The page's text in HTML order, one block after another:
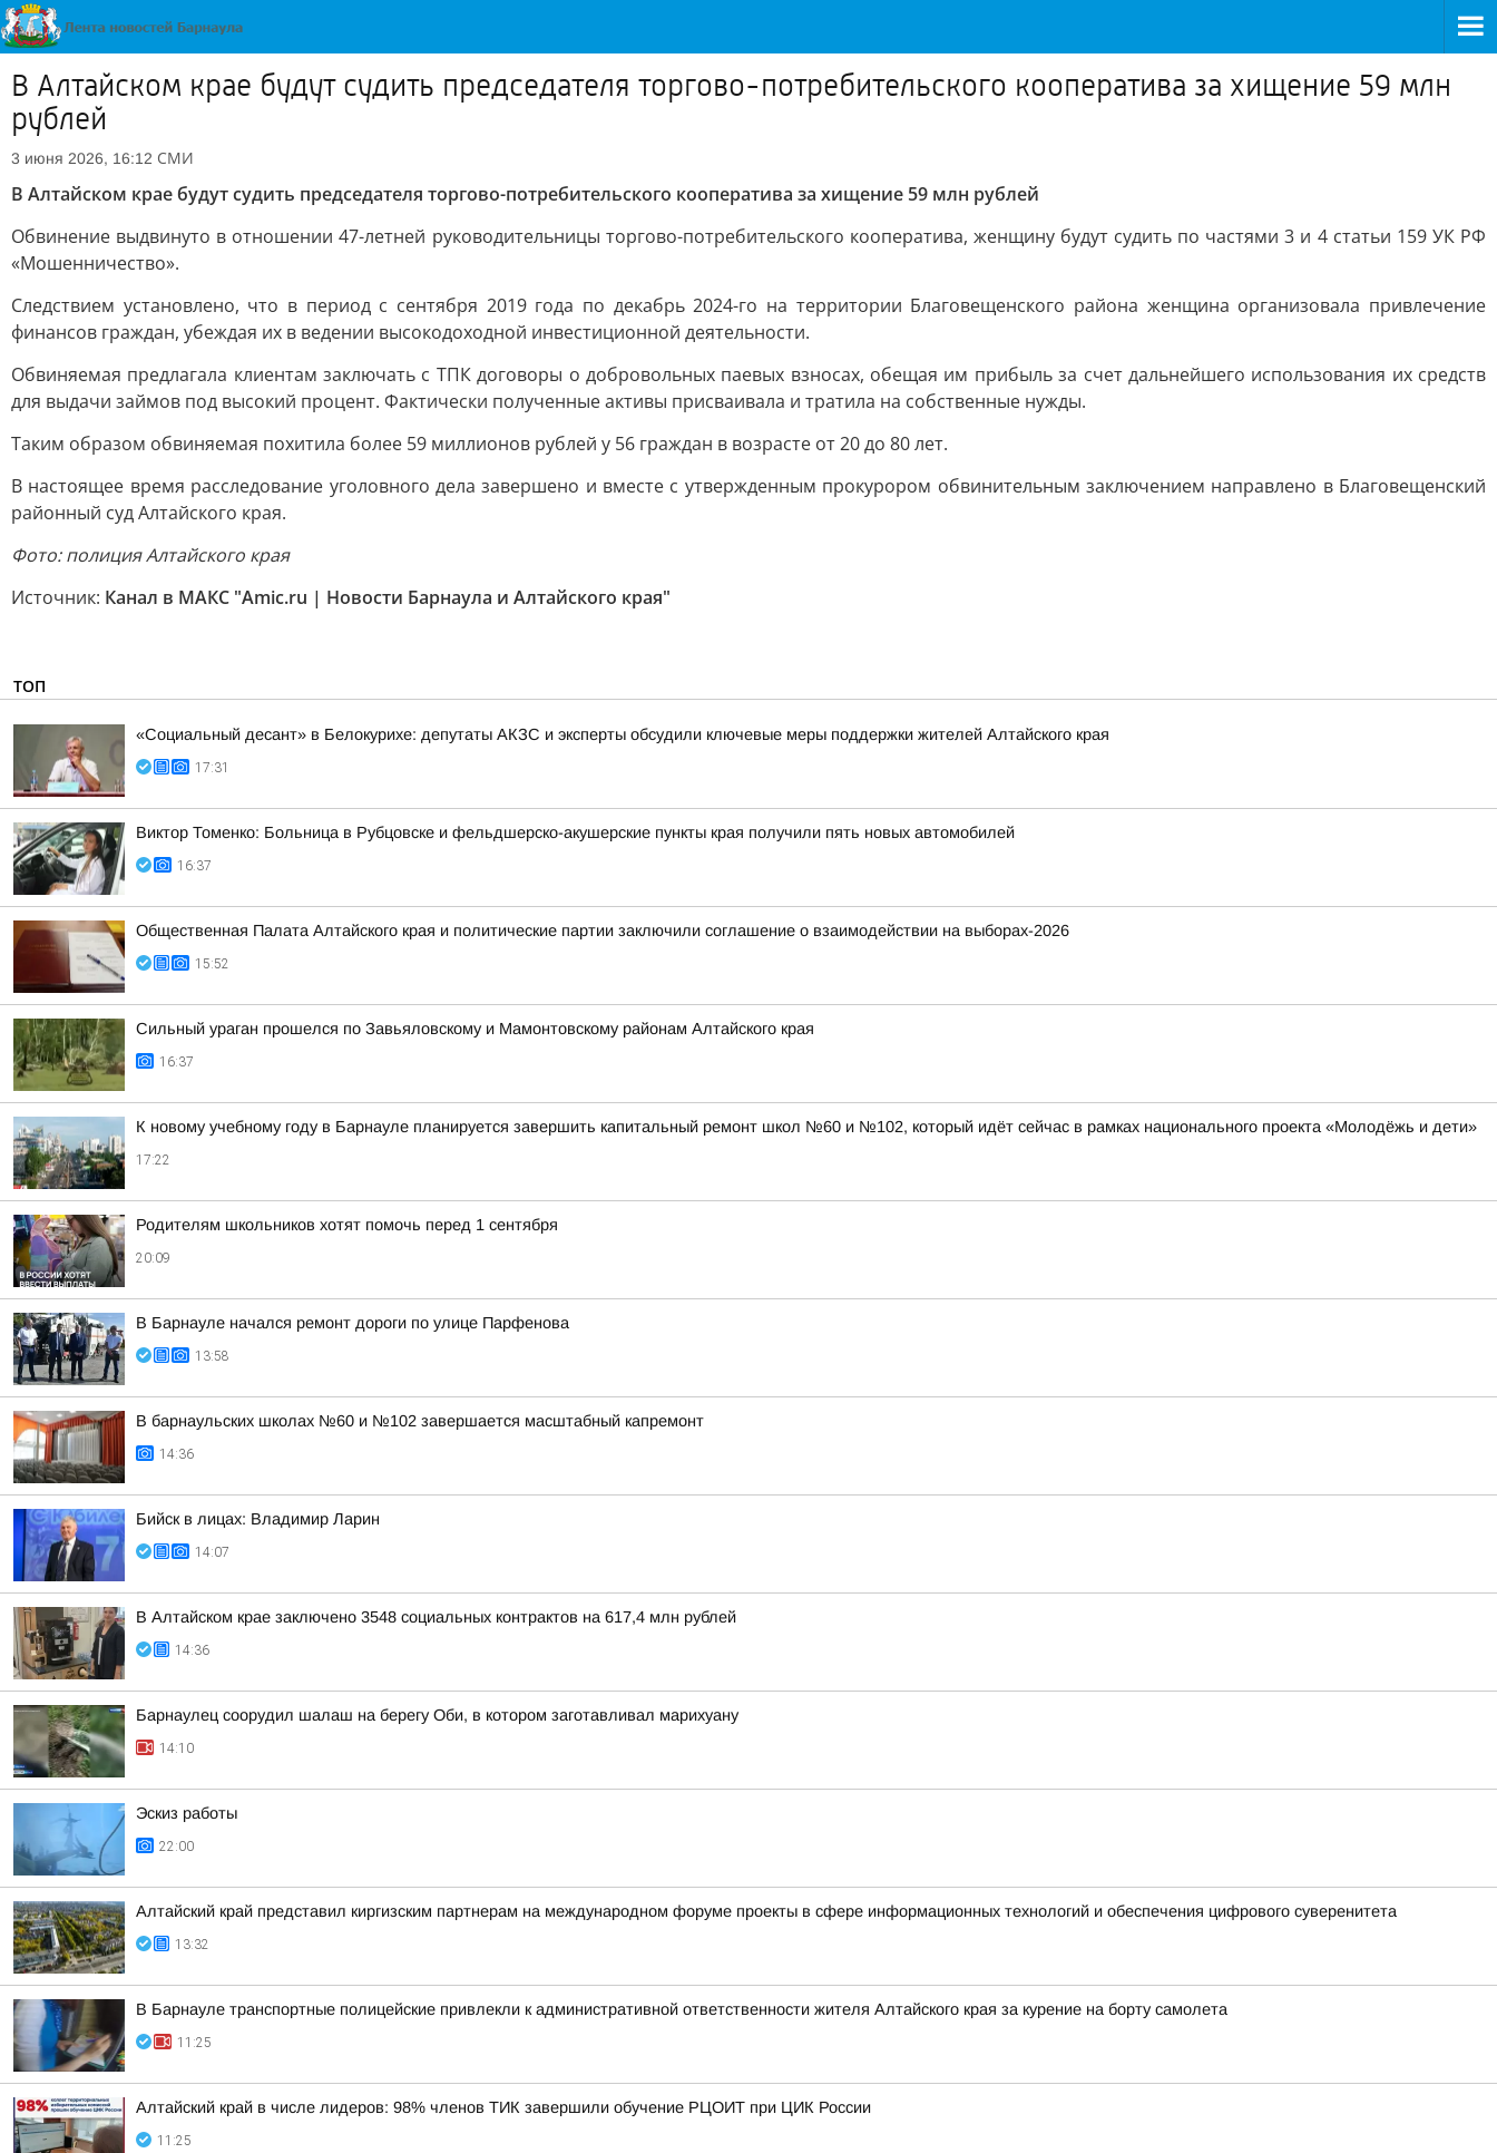
В Алтайском крае будут судить председателя торгово-потребительского кооператива за хищение 59 млн
рублей
3 июня 2026, 16:12 СМИ
В Алтайском крае будут судить председателя торгово-потребительского кооператива за хищение 59 млн рублей
Обвинение выдвинуто в отношении 47-летней руководительницы торгово-потребительского кооператива, женщину будут судить по частями 3 и 4 статьи 159 УК РФ
«Мошенничество».
Следствием установлено, что в период с сентября 2019 года по декабрь 2024-го на территории Благовещенского района женщина организовала привлечение
финансов граждан, убеждая их в ведении высокодоходной инвестиционной деятельности.
Обвиняемая предлагала клиентам заключать c ТПК договоры о добровольных паевых взносах, обещая им прибыль за счет дальнейшего использования их средств
для выдачи займов под высокий процент. Фактически полученные активы присваивала и тратила на собственные нужды.
Таким образом обвиняемая похитила более 59 миллионов рублей у 56 граждан в возрасте от 20 до 80 лет.
В настоящее время расследование уголовного дела завершено и вместе с утвержденным прокурором обвинительным заключением направлено в Благовещенский
районный суд Алтайского края.
Фото: полиция Алтайского края
Источник: Канал в МАКС "Amic.ru | Новости Барнаула и Алтайского края"
ТОП
«Социальный десант» в Белокурихе: депутаты АКЗС и эксперты обсудили ключевые меры поддержки жителей Алтайского края
17:31
Виктор Томенко: Больница в Рубцовске и фельдшерско-акушерские пункты края получили пять новых автомобилей
16:37
Общественная Палата Алтайского края и политические партии заключили соглашение о взаимодействии на выборах-2026
15:52
Сильный ураган прошелся по Завьяловскому и Мамонтовскому районам Алтайского края
16:37
К новому учебному году в Барнауле планируется завершить капитальный ремонт школ №60 и №102, который идёт сейчас в рамках национального проекта «Молодёжь и дети»
17:22
Родителям школьников хотят помочь перед 1 сентября
20:09
В Барнауле начался ремонт дороги по улице Парфенова
13:58
В барнаульских школах №60 и №102 завершается масштабный капремонт
14:36
Бийск в лицах: Владимир Ларин
14:07
В Алтайском крае заключено 3548 социальных контрактов на 617,4 млн рублей
14:36
Барнаулец соорудил шалаш на берегу Оби, в котором заготавливал марихуану
14:10
Эскиз работы
22:00
Алтайский край представил киргизским партнерам на международном форуме проекты в сфере информационных технологий и обеспечения цифрового суверенитета
13:32
В Барнауле транспортные полицейские привлекли к административной ответственности жителя Алтайского края за курение на борту самолета
11:25
Алтайский край в числе лидеров: 98% членов ТИК завершили обучение РЦОИТ при ЦИК России
11:25